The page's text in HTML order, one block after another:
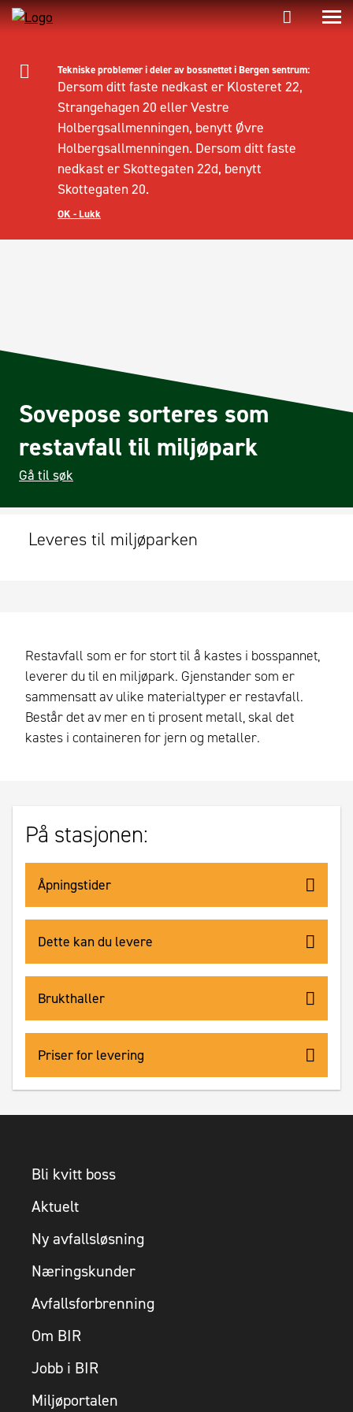
Tekniske problemer i deler av bossnettet i Bergen sentrum:
Dersom ditt faste nedkast er Klosteret 22,
Strangehagen 20 eller Vestre
Holbergsallmenningen, benytt Øvre
Holbergsallmenningen. Dersom ditt faste
nedkast er Skottegaten 22d, benytt
Skottegaten 20.
OK - Lukk
Sovepose sorteres som
restavfall til miljøpark
Gå til søk
Leveres til miljøparken
Restavfall som er for stort til å kastes i bosspannet,
leverer du til en miljøpark. Gjenstander som er
sammensatt av ulike materialtyper er restavfall.
Består det av mer en ti prosent metall, skal det
kastes i containeren for jern og metaller.
På stasjonen:
Åpningstider
Dette kan du levere
Brukthaller
Priser for levering
Bli kvitt boss
Aktuelt
Ny avfallsløsning
Næringskunder
Avfallsforbrenning
Om BIR
Jobb i BIR
Miljøportalen